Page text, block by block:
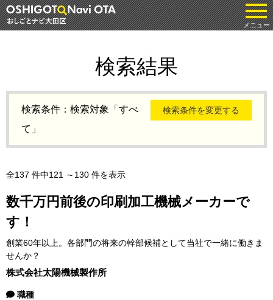
メニュー
検索結果
検索条件を変更する
検索条件：検索対象「すべ
て」
全137 件中121 ～130 件を表示
数千万円前後の印刷加工機械メーカーで
す！
創業60年以上。各部門の将来の幹部候補として当社で一緒に働きま
せんか？
株式会社太陽機械製作所
職種